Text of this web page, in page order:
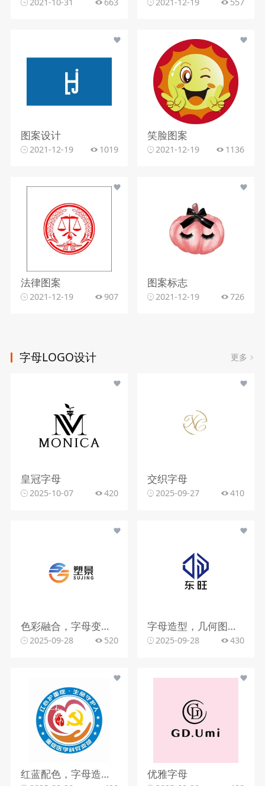
图案设计
2021-12-19 1019
笑脸图案
2021-12-19 1136
法律图案
2021-12-19 907
图案标志
2021-12-19 726
字母LOGO设计 更多
皇冠字母
2025-10-07 420
交织字母
2025-09-27 410
色彩融合，字母变形，文字搭配
2025-09-28 520
字母造型，几何图形，蓝色调
2025-09-28 430
红蓝配色，字母造型，文字组合 优雅字母